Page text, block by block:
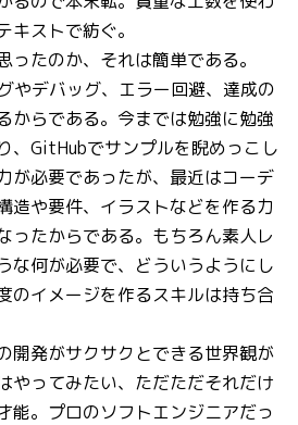
キストで紡ぐ。
たのか、それは簡単である。
やデバッグ、エラー回避、達成の
からである。今までは勉強に勉強
、GitHubでサンプルを睨めっこし
が必要であったが、最近はコーデ
造や要件、イラストなどを作る力
ったからである。もちろん素人レ
な何が必要で、どういうようにし
のイメージを作るスキルは持ち合
開発がサクサクとできる世界観が
やってみたい、ただただそれだけ
能。プロのソフトエンジニアだっ